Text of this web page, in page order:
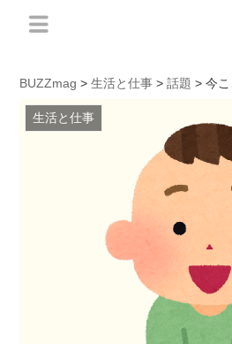
BUZZmag > 生活と仕事 > 話題 > 今こ
生活と仕事